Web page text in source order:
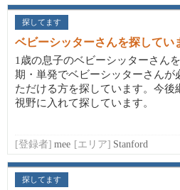
探してます
ベビーシッターさんを探してい
1歳の息子のベビーシッターさん
期・単発でベビーシッターさんが
ただける方を探しています。今後
視野に入れて探しています。
[登録者] mee [エリア] Stanford
探してます